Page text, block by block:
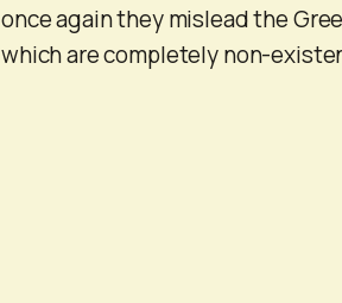
once again they mislead the
which are completely non-